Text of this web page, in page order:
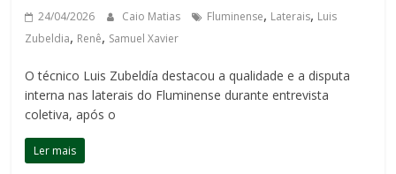
24/04/2026 Caio Matias Fluminense, Laterais, Luis
Zubeldia, Renê, Samuel Xavier
O técnico Luis Zubeldía destacou a qualidade e a disputa
interna nas laterais do Fluminense durante entrevista
coletiva, após o
Ler mais